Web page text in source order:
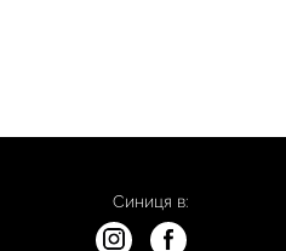
Синиця в: